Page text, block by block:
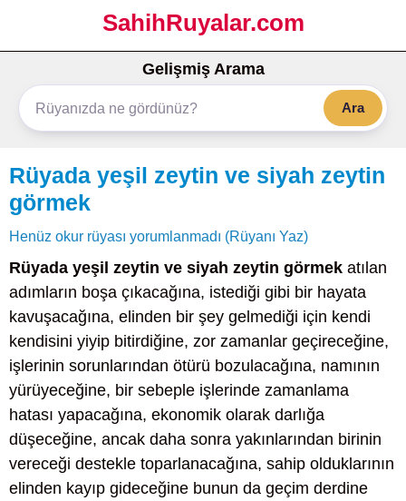
SahihRuyalar.com
Gelişmiş Arama
Ara
Rüyada yeşil zeytin ve siyah zeytin
görmek
Henüz okur rüyası yorumlanmadı (Rüyanı Yaz)
Rüyada yeşil zeytin ve siyah zeytin görmek atılan
adımların boşa çıkacağına, istediği gibi bir hayata
kavuşacağına, elinden bir şey gelmediği için kendi
kendisini yiyip bitirdiğine, zor zamanlar geçireceğine,
işlerinin sorunlarından ötürü bozulacağına, namının
yürüyeceğine, bir sebeple işlerinde zamanlama
hatası yapacağına, ekonomik olarak darlığa
düşeceğine, ancak daha sonra yakınlarından birinin
vereceği destekle toparlanacağına, sahip olduklarının
elinden kayıp gideceğine bunun da geçim derdine